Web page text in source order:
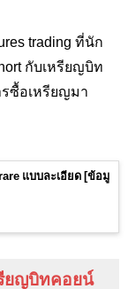
trading ที่นัก
กับเหรียญบิท
รซื้อเหรียญมา
แบบละเอียด [ข้อมู
ยญบิทคอยน์